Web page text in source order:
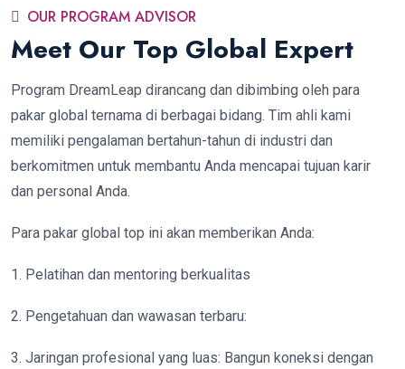
OUR PROGRAM ADVISOR
Meet Our Top Global Expert
Program DreamLeap dirancang dan dibimbing oleh para
pakar global ternama di berbagai bidang. Tim ahli kami
memiliki pengalaman bertahun-tahun di industri dan
berkomitmen untuk membantu Anda mencapai tujuan karir
dan personal Anda.
Para pakar global top ini akan memberikan Anda:
1. Pelatihan dan mentoring berkualitas
2. Pengetahuan dan wawasan terbaru:
3. Jaringan profesional yang luas: Bangun koneksi dengan